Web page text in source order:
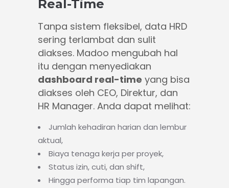
Real-Time
Tanpa sistem fleksibel, data HRD
sering terlambat dan sulit
diakses. Madoo mengubah hal
itu dengan menyediakan
dashboard real-time yang bisa
diakses oleh CEO, Direktur, dan
HR Manager. Anda dapat melihat:
Jumlah kehadiran harian dan lembur
aktual,
Biaya tenaga kerja per proyek,
Status izin, cuti, dan shift,
Hingga performa tiap tim lapangan.